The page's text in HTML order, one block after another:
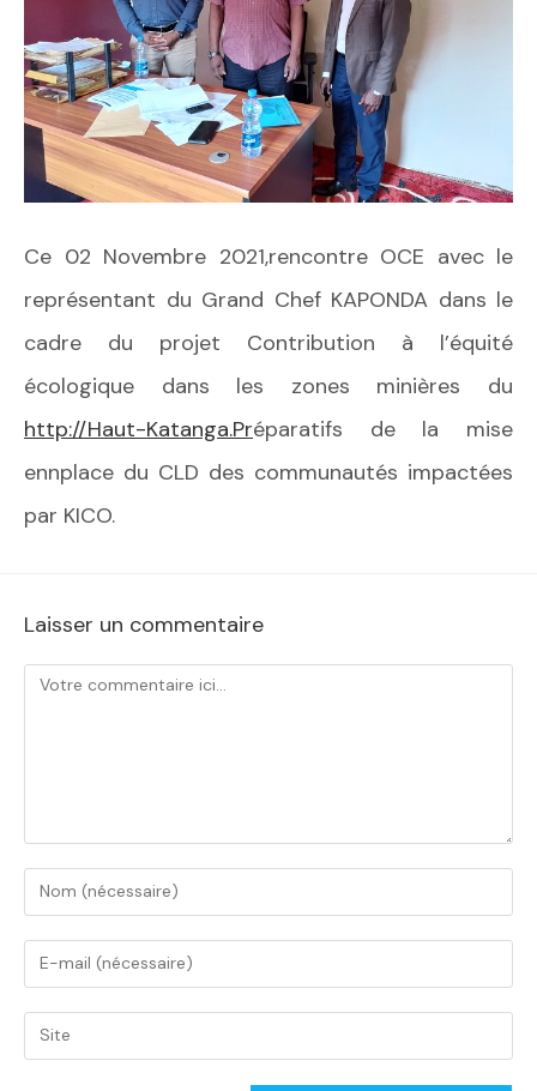
Ce 02 Novembre 2021,rencontre OCE avec le
représentant du Grand Chef KAPONDA dans le
cadre du projet Contribution à l’équité
écologique dans les zones minières du
http://Haut-Katanga.Préparatifs de la mise
ennplace du CLD des communautés impactées
par KICO.
Laisser un commentaire